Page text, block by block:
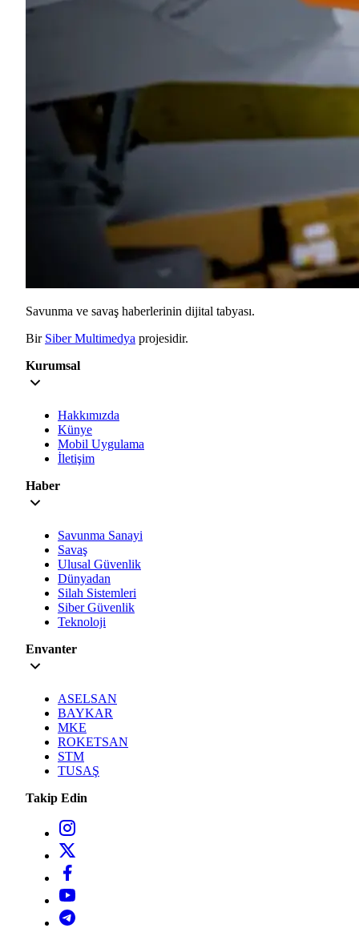
Savunma ve savaş haberlerinin dijital tabyası.
Bir Siber Multimedya projesidir.
Kurumsal
Hakkımızda
Künye
Mobil Uygulama
İletişim
Haber
Savunma Sanayi
Savaş
Ulusal Güvenlik
Dünyadan
Silah Sistemleri
Siber Güvenlik
Teknoloji
Envanter
ASELSAN
BAYKAR
MKE
ROKETSAN
STM
TUSAŞ
Takip Edin